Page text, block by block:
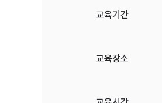
교육기간
교육장소